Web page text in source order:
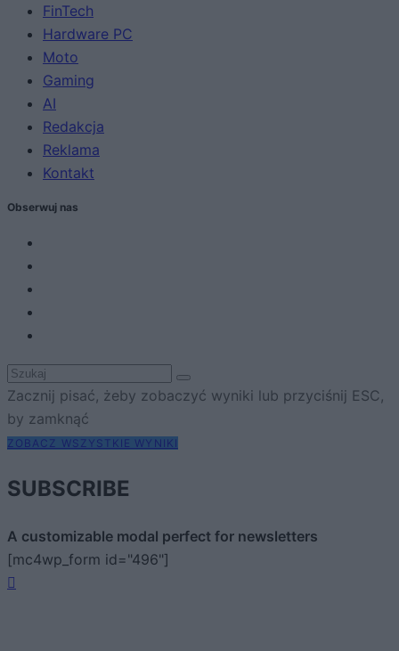
FinTech
Hardware PC
Moto
Gaming
AI
Redakcja
Reklama
Kontakt
Obserwuj nas
Zacznij pisać, żeby zobaczyć wyniki lub przyciśnij ESC,
by zamknąć
ZOBACZ WSZYSTKIE WYNIKI
SUBSCRIBE
A customizable modal perfect for newsletters
[mc4wp_form id="496"]